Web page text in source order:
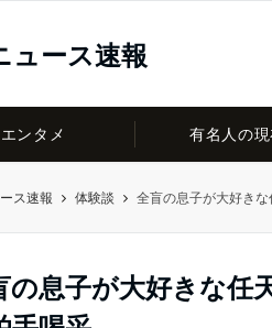
ュース速報
エンタメ 有名人の
ス速報 体験談 全盲の息子が大好き
の息子が大好きな任